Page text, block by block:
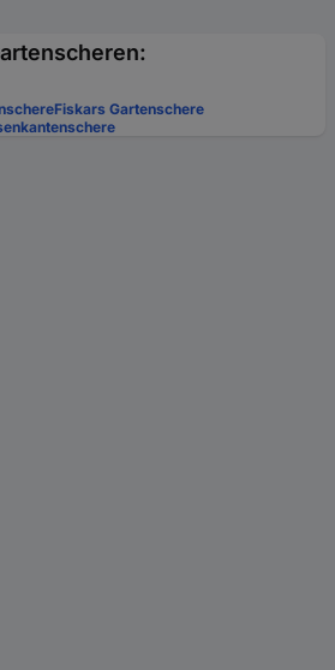
Fiskars Gartenschere